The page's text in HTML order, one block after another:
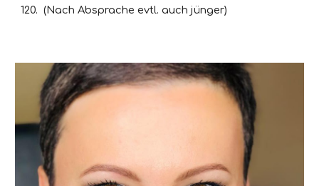
120. (Nach Absprache evtl. auch jünger)